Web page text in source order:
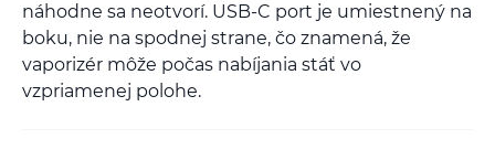
náhodne sa neotvorí. USB-C port je umiestnený na
boku, nie na spodnej strane, čo znamená, že
vaporizér môže počas nabíjania stáť vo
vzpriamenej polohe.